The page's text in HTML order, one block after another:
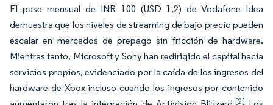
El pase mensual de INR 100 (USD 1,2) de Vodafone Idea
demuestra que los niveles de streaming de bajo precio pueden
escalar en mercados de prepago sin fricción de hardware.
Mientras tanto, Microsoft y Sony han redirigido el capital hacia
servicios propios, evidenciado por la caída de los ingresos del
hardware de Xbox incluso cuando los ingresos por contenido
[2]